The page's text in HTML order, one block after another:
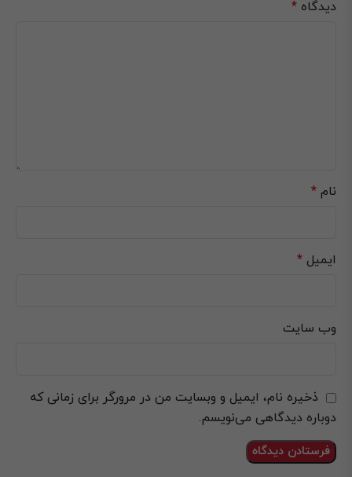
دیدگاه *
نام *
ایمیل *
وب‌ سایت
ذخیره نام، ایمیل و وبسایت من در مرورگر برای زمانی که
دوباره دیدگاهی می‌نویسم.